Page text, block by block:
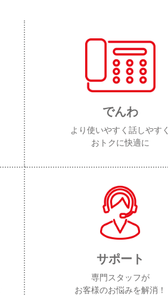
でんわ
より使いやすく話しやすく
おトクに快適に
サポート
専門スタッフが
お客様のお悩みを解消！